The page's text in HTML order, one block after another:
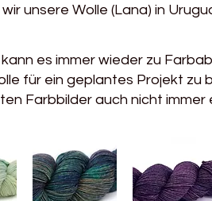
unsere Wolle (Lana) in
es immer wieder zu
für ein geplantes Projekt zu
Farbbilder auch nicht immer